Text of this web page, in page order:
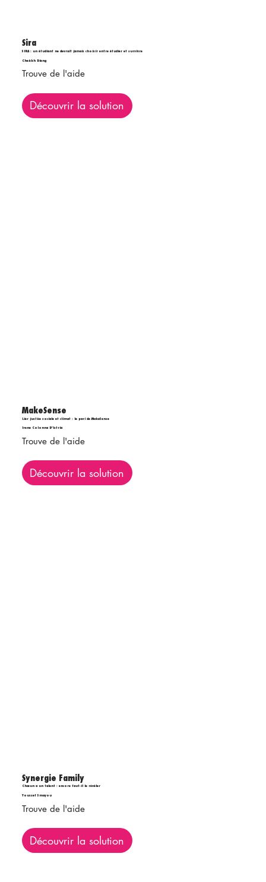
Sira
SIRA : un étudiant ne devrait jamais choisir entre étudier et survivre
Cheickh Dieng
Trouve de l'aide
Découvrir la solution
MakeSense
Lier justice sociale et climat : le pari de MakeSense
Irene Colonna D'Istria
Trouve de l'aide
Découvrir la solution
Synergie Family
Chacun a un talent : encore faut-il le révéler
Youssef Smayou
Trouve de l'aide
Découvrir la solution